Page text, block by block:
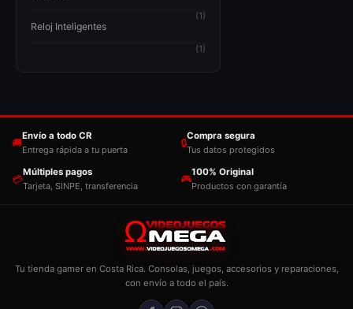
(1)
Reloj Inteligentes
(1)
🚚
Envío a todo CR
Entrega rápida a tu puerta
🔒
Compra segura
Tus datos protegidos
💳
Múltiples pagos
Tarjeta, SINPE, transferencia
🎮
100% Original
Productos con garantía
Tu tienda gamer en Costa Rica. Consolas, juegos, accesorios y reparaciones,
con envío a todo el país.